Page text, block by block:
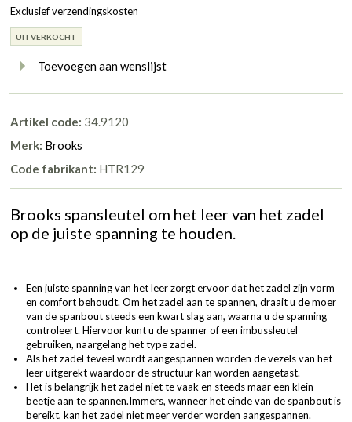
Exclusief verzendingskosten
UITVERKOCHT
Toevoegen aan wenslijst
Artikel code: 34.9120
Merk: Brooks
Code fabrikant: HTR129
Brooks spansleutel om het leer van het zadel
op de juiste spanning te houden.
Een juiste spanning van het leer zorgt ervoor dat het zadel zijn vorm
en comfort behoudt. Om het zadel aan te spannen, draait u de moer
van de spanbout steeds een kwart slag aan, waarna u de spanning
controleert. Hiervoor kunt u de spanner of een imbussleutel
gebruiken, naargelang het type zadel.
Als het zadel teveel wordt aangespannen worden de vezels van het
leer uitgerekt waardoor de structuur kan worden aangetast.
Het is belangrijk het zadel niet te vaak en steeds maar een klein
beetje aan te spannen.Immers, wanneer het einde van de spanbout is
bereikt, kan het zadel niet meer verder worden aangespannen.